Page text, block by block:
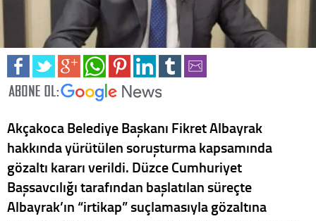
Akçakoca Belediye Başkanı Fikret Albayrak
hakkında yürütülen soruşturma kapsamında
gözaltı kararı verildi. Düzce Cumhuriyet
Başsavcılığı tarafından başlatılan süreçte
Albayrak’ın “irtikap” suçlamasıyla gözaltına